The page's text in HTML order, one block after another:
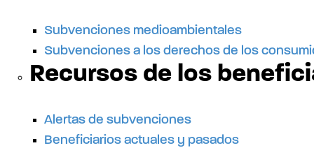
Subvenciones medioambientales
Subvenciones a los derechos de los
Recursos de los
Alertas de subvenciones
Beneficiarios actuales y pasados